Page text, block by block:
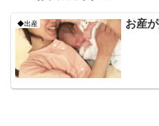
◆出産 お産